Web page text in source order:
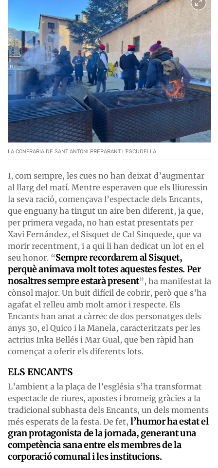
LA CONFRARIA DE SANT ANTONI PREPARANT L'ESCUDELLA.
I, com sempre, les cues no han deixat d’augmentar
al llarg del matí. Mentre esperaven que els lliuressin
la seva ració, començava l’espectacle dels Encants,
que enguany ha tingut un aire ben diferent, ja que,
per primera vegada, no han estat presentats per
Xavi Fernández, el Sisquet de Cal Sinquede, que va
morir recentment, i a qui li han dedicat un lot en el
seu honor. “Sempre recordarem al Sisquet,
perquè animava molt totes aquestes festes. Per
nosaltres sempre estarà present”, ha manifestat la
cònsol major. Un buit difícil de cobrir, però que s’ha
agafat el relleu amb molt amor i respecte. Els
Encants han anat a càrrec de dos personatges dels
anys 30, el Quico i la Manela, caracteritzats per les
actrius Inka Bellés i Mar Gual, que ben ràpid han
començat a oferir els diferents lots.
ELS ENCANTS
L’ambient a la plaça de l’església s’ha transformat
espectacle de riures, apostes i bromeig gràcies a la
tradicional subhasta dels Encants, un dels moments
més esperats de la festa. De fet, l’humor ha estat el
gran protagonista de la jornada, generant una
competència sana entre els membres de la
corporació comunal i les institucions.